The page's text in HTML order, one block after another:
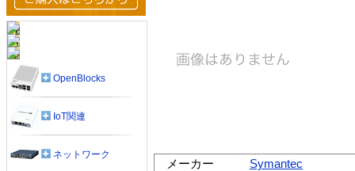
メーカー
Symantec
OpenBlocks
IoT関連
ネットワーク